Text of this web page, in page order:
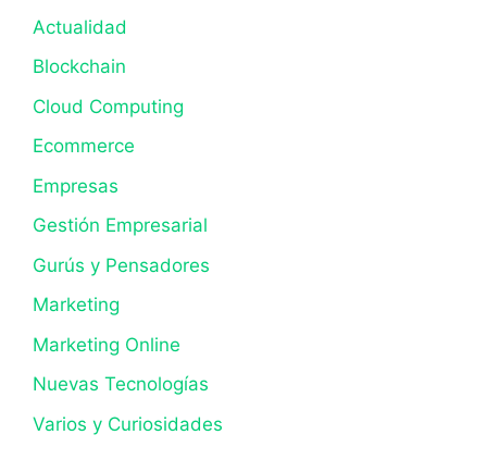
Actualidad
Blockchain
Cloud Computing
Ecommerce
Empresas
Gestión Empresarial
Gurús y Pensadores
Marketing
Marketing Online
Nuevas Tecnologías
Varios y Curiosidades